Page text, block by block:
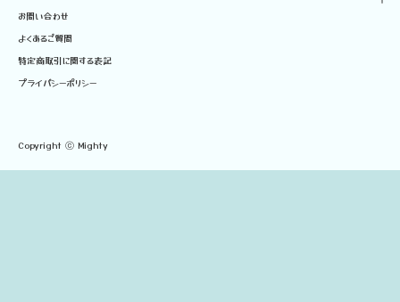
お問い合わせ
よくあるご質問
特定商取引に関する表記
プライバシーポリシー
Copyright ⓒ Mighty